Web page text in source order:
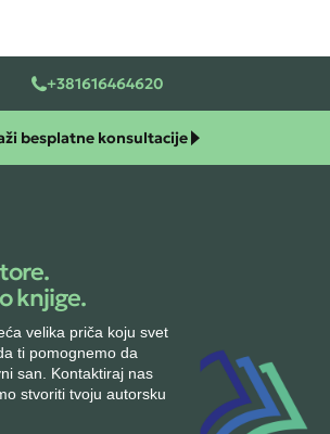
+381616464620
besplatne konsultacije
knjige.
velika priča koju svet
ti pomognemo da
san. Kontaktiraj nas
stvoriti tvoju autorsku